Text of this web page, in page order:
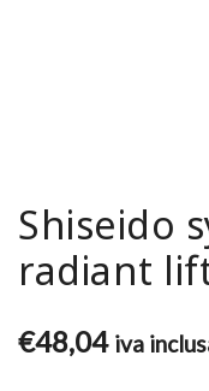
Shiseido
radiant
€48,04 iva